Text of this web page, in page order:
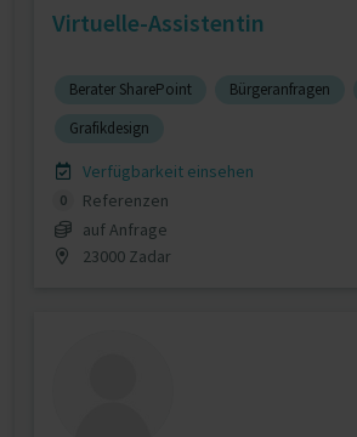
Virtuelle-Assistentin
Berater SharePoint Bürgeranfragen
Grafikdesign
Verfügbarkeit einsehen
0
Referenzen
auf Anfrage
23000 Zadar